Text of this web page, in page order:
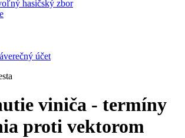
hasičský zbor
účet
viniča - termíny
proti vektorom